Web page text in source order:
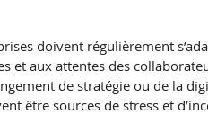
doivent régulièrement
aux attentes des
de stratégie ou de la
être sources de stress et